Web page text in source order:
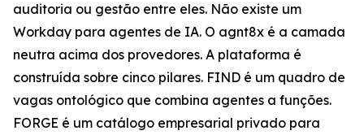
auditoria ou gestão entre eles. Não existe um
Workday para agentes de IA. O agnt8x é a camada
neutra acima dos provedores. A plataforma é
construída sobre cinco pilares. FIND é um quadro de
vagas ontológico que combina agentes a funções.
FORGE é um catálogo empresarial privado para